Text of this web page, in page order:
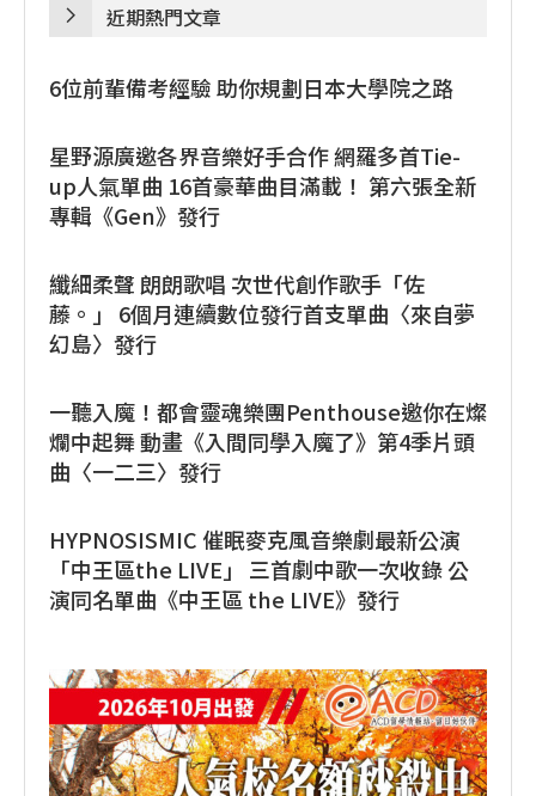
近期熱門文章
6位前輩備考經驗 助你規劃日本大學院之路
星野源廣邀各界音樂好手合作 網羅多首Tie-
up人氣單曲 16首豪華曲目滿載！ 第六張全新
專輯《Gen》發行
纖細柔聲 朗朗歌唱 次世代創作歌手「佐
藤。」 6個月連續數位發行首支單曲〈來自夢
幻島〉發行
一聽入魔！都會靈魂樂團Penthouse邀你在燦
爛中起舞 動畫《入間同學入魔了》第4季片頭
曲〈一二三〉發行
HYPNOSISMIC 催眠麥克風音樂劇最新公演
「中王區the LIVE」 三首劇中歌一次收錄 公
演同名單曲《中王區 the LIVE》發行